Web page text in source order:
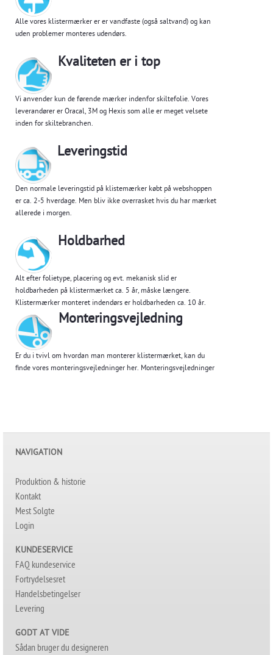
Alle vores klistermærker er er vandfaste (også saltvand) og kan
uden problemer monteres udendørs.
Kvaliteten er i top
Vi anvender kun de førende mærker indenfor skiltefolie. Vores
leverandører er Oracal, 3M og Hexis som alle er meget velsete
inden for skiltebranchen.
Leveringstid
Den normale leveringstid på klistemærker købt på webshoppen
er ca. 2-5 hverdage. Men bliv ikke overrasket hvis du har mærket
allerede i morgen.
Holdbarhed
Alt efter folietype, placering og evt. mekanisk slid er
holdbarheden på klistermærket ca. 5 år, måske længere.
Klistermærker monteret indendørs er holdbarheden ca. 10 år.
Monteringsvejledning
Er du i tvivl om hvordan man monterer klistermærket, kan du
finde vores monteringsvejledninger her. Monteringsvejledninger
NAVIGATION
Produktion & historie
Kontakt
Mest Solgte
Login
KUNDESERVICE
FAQ kundeservice
Fortrydelsesret
Handelsbetingelser
Levering
GODT AT VIDE
Sådan bruger du designeren